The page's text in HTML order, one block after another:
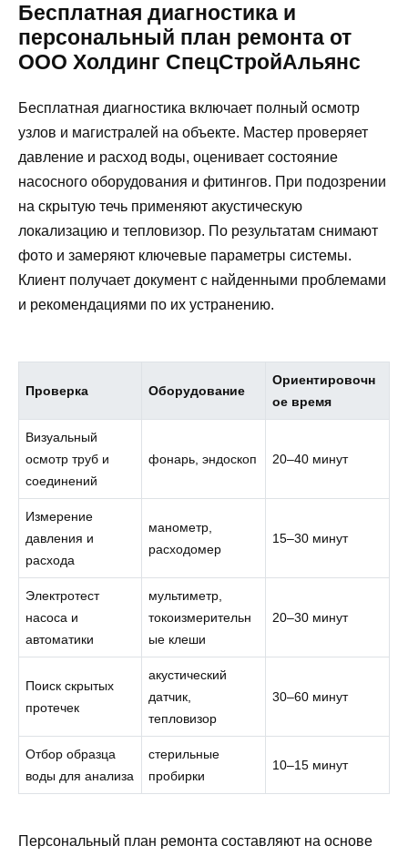
Бесплатная диагностика и
персональный план ремонта от
ООО Холдинг СпецСтройАльянс
Бесплатная диагностика включает полный осмотр
узлов и магистралей на объекте. Мастер проверяет
давление и расход воды, оценивает состояние
насосного оборудования и фитингов. При подозрении
на скрытую течь применяют акустическую
локализацию и тепловизор. По результатам снимают
фото и замеряют ключевые параметры системы.
Клиент получает документ с найденными проблемами
и рекомендациями по их устранению.
Проверка Оборудование
Ориентировочн
ое время
Визуальный
осмотр труб и
соединений
фонарь, эндоскоп 20–40 минут
Измерение
давления и
расхода
манометр,
расходомер
15–30 минут
Электротест
насоса и
автоматики
мультиметр,
токоизмерительн
ые клеши
20–30 минут
Поиск скрытых
протечек
акустический
датчик,
тепловизор
30–60 минут
Отбор образца
воды для анализа
стерильные
пробирки
10–15 минут
Персональный план ремонта составляют на основе